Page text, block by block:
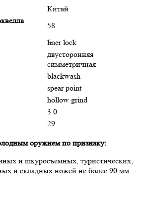
Китай
58
liner lock
двусторонняя
симметричная
blackwash
spear point
hollow grind
3.0
29
оружием по признаку:
и шкуросъемных, туристических,
и складных ножей не более 90 мм.